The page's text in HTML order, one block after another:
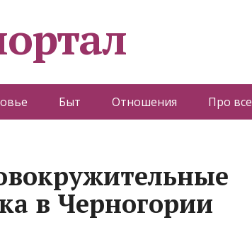
Быт Отношения Про все
в Черногории